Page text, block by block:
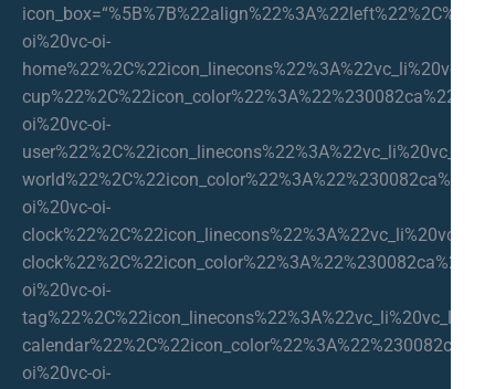
oi%20vc-oi-
home%22%2C%22icon_linecons%22%3A%22vc_li%20vc_li-
oi%20vc-oi-
user%22%2C%22icon_linecons%22%3A%22vc_li%20vc_li-
oi%20vc-oi-
clock%22%2C%22icon_linecons%22%3A%22vc_li%20vc_li-
oi%20vc-oi-
tag%22%2C%22icon_linecons%22%3A%22vc_li%20vc_li-
oi%20vc-oi-